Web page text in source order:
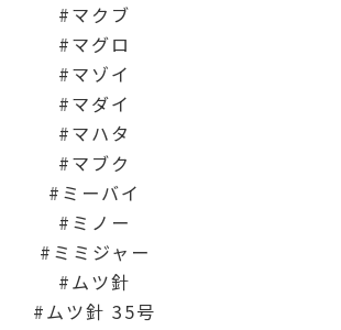
マクブ
マグロ
マゾイ
マダイ
マハタ
マブク
ミーバイ
ミノー
ミミジャー
ムツ針
ムツ針 35号